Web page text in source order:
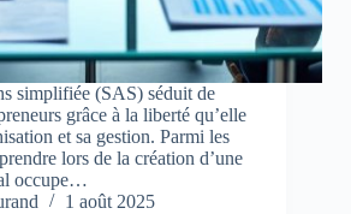
simplifiée (SAS) séduit de
grâce à la liberté qu’elle
et sa gestion. Parmi les
lors de la création d’une
occupe…
1 août 2025